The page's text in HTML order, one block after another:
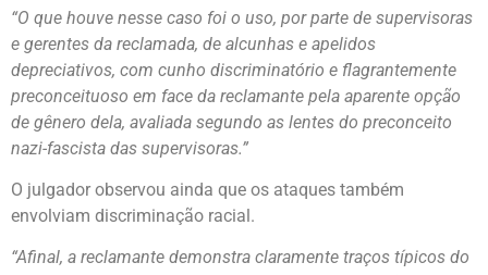
“O que houve nesse caso foi o uso, por parte de supervisoras
e gerentes da reclamada, de alcunhas e apelidos
depreciativos, com cunho discriminatório e flagrantemente
preconceituoso em face da reclamante pela aparente opção
de gênero dela, avaliada segundo as lentes do preconceito
nazi-fascista das supervisoras.”
O julgador observou ainda que os ataques também
envolviam discriminação racial.
“Afinal, a reclamante demonstra claramente traços típicos do